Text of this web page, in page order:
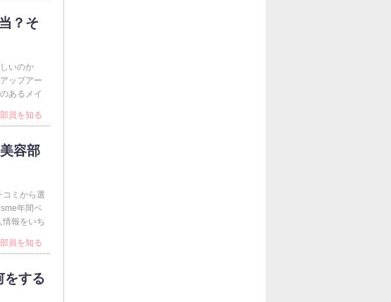
？そ
いのか
ップアー
あるメイ
員を知る
容部
ミから選
年間ベ
報をいち
員を知る
をする